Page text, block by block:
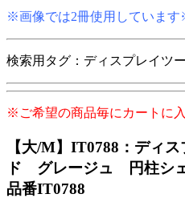
※画像では2冊使用していま
検索用タグ：ディスプレイツ
※ご希望の商品毎にカートに
【大/M】IT0788：ディ
ド グレージュ 円柱シ
品番IT0788